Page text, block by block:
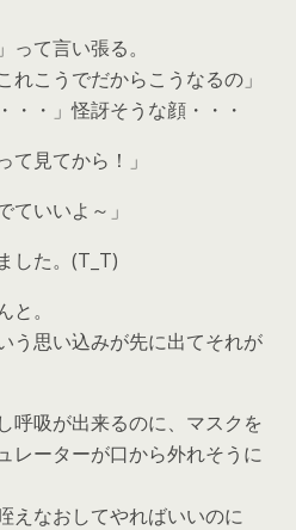
って言い張る。
れこうでだからこうなるの」
・・」怪訝そうな顔・・・
て見てから！」
ていいよ～」
した。(T_T)
。
う思い込みが先に出てそれが
呼吸が出来るのに、マスクを
レーターが口から外れそうに
えなおしてやればいいのに